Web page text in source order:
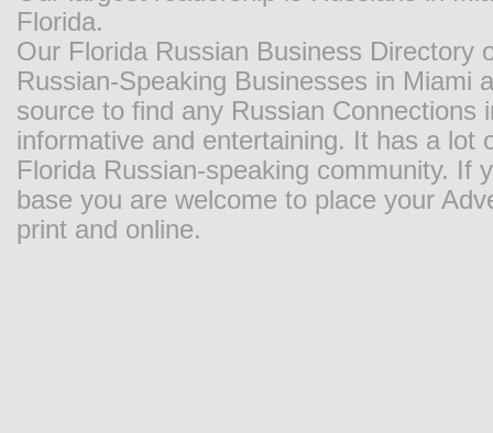
Florida.
Our Florida Russian Business Directory
Russian-Speaking Businesses in Miami
source to find any Russian
informative and entertaining. It has a
Florida Russian-speaking community. If
base you are welcome to place your
print and online.